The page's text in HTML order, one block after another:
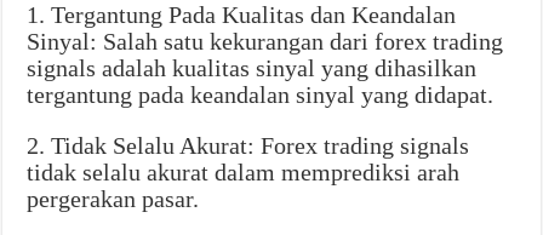
1. Tergantung Pada Kualitas dan Keandalan
Sinyal: Salah satu kekurangan dari forex trading
signals adalah kualitas sinyal yang dihasilkan
tergantung pada keandalan sinyal yang didapat.
2. Tidak Selalu Akurat: Forex trading signals
tidak selalu akurat dalam memprediksi arah
pergerakan pasar.